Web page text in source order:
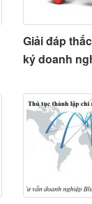
Giải đáp
ký doanh